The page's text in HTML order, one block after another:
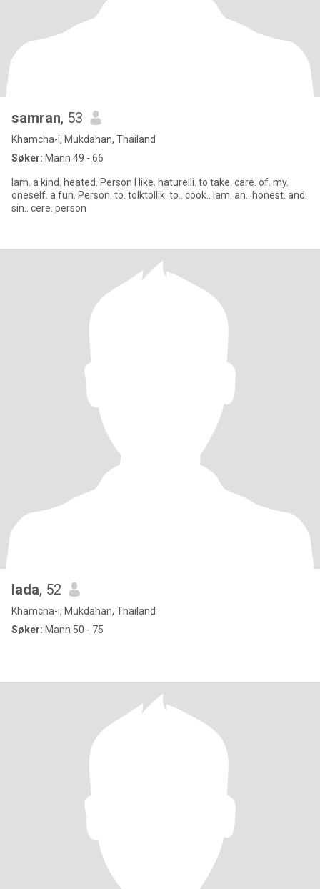
samran, 53
Khamcha-i, Mukdahan, Thailand
Søker: Mann 49 - 66
lam. a kind. heated. Person l like. haturelli. to take. care. of. my.
oneself. a fun. Person. to. tolktollik. to.. cook.. lam. an.. honest. and.
sin.. cere. person
lada, 52
Khamcha-i, Mukdahan, Thailand
Søker: Mann 50 - 75